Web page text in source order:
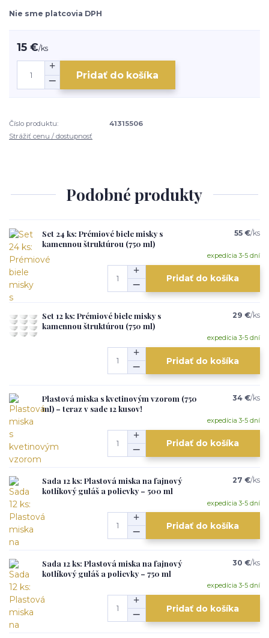
Nie sme platcovia DPH
15 €/ks
Pridať do košíka
Číslo produktu:
41315506
Strážiť cenu / dostupnosť
Podobné produkty
Set 24 ks: Prémiové biele misky s
kamennou štruktúrou (750 ml)
55 €/ks
expedícia 3-5 dní
Pridať do košíka
Set 12 ks: Prémiové biele misky s
kamennou štruktúrou (750 ml)
29 €/ks
expedícia 3-5 dní
Pridať do košíka
Plastová miska s kvetinovým vzorom (750
ml) – teraz v sade 12 kusov!
34 €/ks
expedícia 3-5 dní
Pridať do košíka
Sada 12 ks: Plastová miska na fajnový
kotlíkový guláš a polievky – 500 ml
27 €/ks
expedícia 3-5 dní
Pridať do košíka
Sada 12 ks: Plastová miska na fajnový
kotlíkový guláš a polievky – 750 ml
30 €/ks
expedícia 3-5 dní
Pridať do košíka